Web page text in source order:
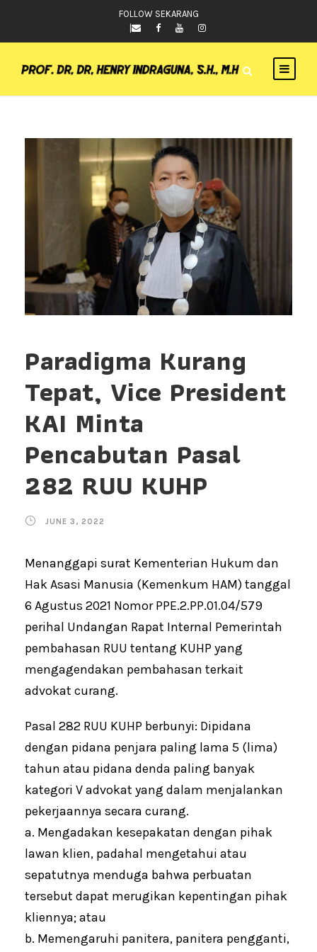
FOLLOW SEKARANG
Paradigma Kurang
Tepat, Vice President
KAI Minta
Pencabutan Pasal
282 RUU KUHP
JUNE 3, 2022
Menanggapi surat Kementerian Hukum dan
Hak Asasi Manusia (Kemenkum HAM) tanggal
6 Agustus 2021 Nomor PPE.2.PP.01.04/579
perihal Undangan Rapat Internal Pemerintah
pembahasan RUU tentang KUHP yang
mengagendakan pembahasan terkait
advokat curang.
Pasal 282 RUU KUHP berbunyi: Dipidana
dengan pidana penjara paling lama 5 (lima)
tahun atau pidana denda paling banyak
kategori V advokat yang dalam menjalankan
pekerjaannya secara curang.
a. Mengadakan kesepakatan dengan pihak
lawan klien, padahal mengetahui atau
sepatutnya menduga bahwa perbuatan
tersebut dapat merugikan kepentingan pihak
kliennya; atau
b. Memengaruhi panitera, panitera pengganti,